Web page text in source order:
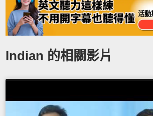
活動
Indian 的相關影片